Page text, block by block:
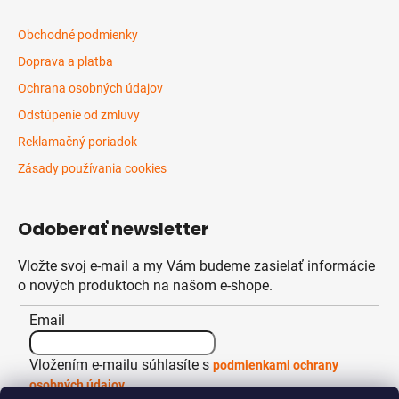
Obchodné podmienky
Doprava a platba
Ochrana osobných údajov
Odstúpenie od zmluvy
Reklamačný poriadok
Zásady používania cookies
Odoberať newsletter
Vložte svoj e-mail a my Vám budeme zasielať informácie
o nových produktoch na našom e-shope.
Email
Vložením e-mailu súhlasíte s podmienkami ochrany
osobných údajov